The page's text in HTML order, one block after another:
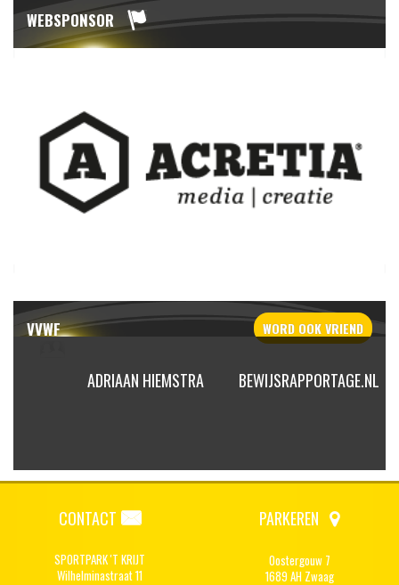
WEBSPONSOR
VVWF WORD OOKVRIEND
ADRIAAN HIEMSTRA BEWIJSRAPPORTAGE.NL
CONTACT
SPORTPARK 'T KRIJT
Wilhelminastraat 11
PARKEREN
Oostergouw 7
1689 AH Zwaag